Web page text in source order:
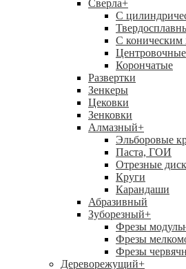
Сверла+
С
С коническим
Центровочные
Корончатые
Развертки
Зенкеры
Цековки
Зенковки
Алмазный+
Эльборовые
Паста, ГОИ
Отрезные
Круги
Карандаши
Абразивный
Зуборезный+
Фрезы
Фрезы
Фрезы
Дереворежущий+